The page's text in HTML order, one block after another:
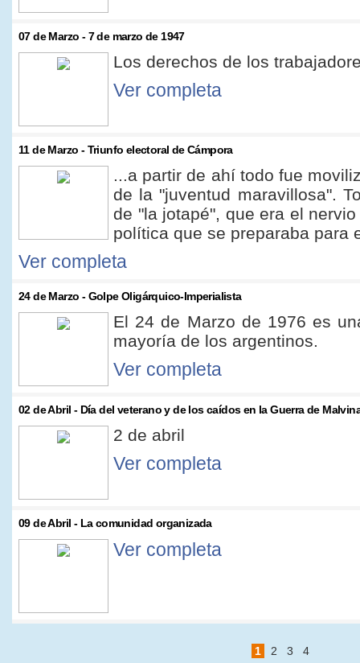
07 de Marzo - 7 de marzo de 1947
Los derechos de los
Ver completa
11 de Marzo - Triunfo electoral de Cámpora
...a partir de ahí­ todo fue
de la "juventud maravillosa".
de "la jotapé", que era el
política que se preparaba para
Ver completa
24 de Marzo - Golpe Oligárquico-Imperialista
El 24 de Marzo de 1976 es
mayoría de los argentinos.
Ver completa
02 de Abril - Día del veterano y de los caí­dos en la Guerra de
2 de abril
Ver completa
09 de Abril - La comunidad organizada
Ver completa
1 2 3 4